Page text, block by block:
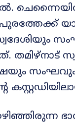
സ്വദേശിയും
തമിഴ്‌നാട്